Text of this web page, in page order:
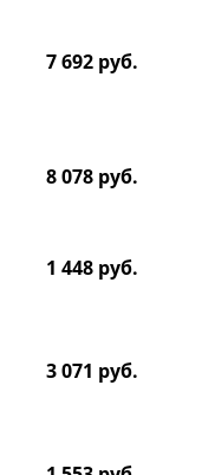
7 692 руб.
8 078 руб.
1 448 руб.
3 071 руб.